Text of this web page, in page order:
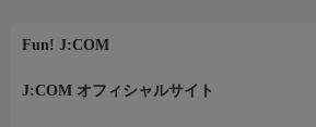
Fun! J:COM
J:COM オフィシャルサイト